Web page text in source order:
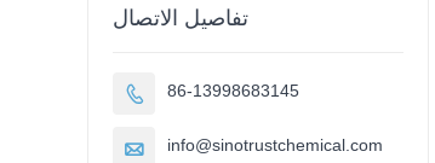
تفاصيل الاتصال
 86-13998683145
 info@sinotrustchemical.com